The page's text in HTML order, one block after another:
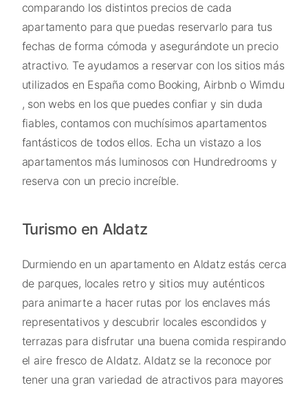
comparando los distintos precios de cada
apartamento para que puedas reservarlo para tus
fechas de forma cómoda y asegurándote un precio
atractivo. Te ayudamos a reservar con los sitios más
utilizados en España como Booking, Airbnb o Wimdu
, son webs en los que puedes confiar y sin duda
fiables, contamos con muchísimos apartamentos
fantásticos de todos ellos. Echa un vistazo a los
apartamentos más luminosos con Hundredrooms y
reserva con un precio increíble.
Turismo en Aldatz
Durmiendo en un apartamento en Aldatz estás cerca
de parques, locales retro y sitios muy auténticos
para animarte a hacer rutas por los enclaves más
representativos y descubrir locales escondidos y
terrazas para disfrutar una buena comida respirando
el aire fresco de Aldatz. Aldatz se la reconoce por
tener una gran variedad de atractivos para mayores